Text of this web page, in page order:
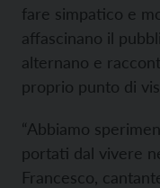
fare simpatico e
affascinano il
alternano e
proprio punto di
“Abbiamo
portati dal vivere
Francesco,